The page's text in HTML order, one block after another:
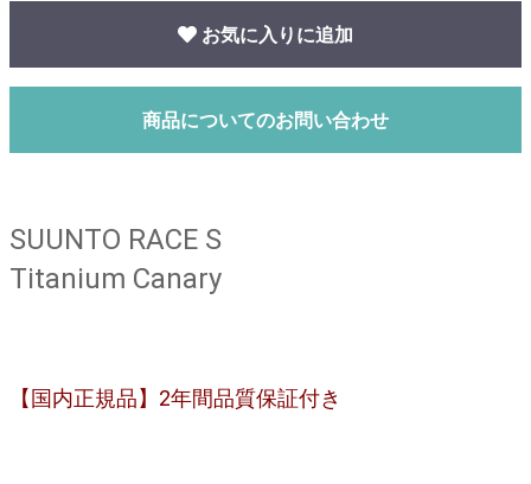
お気に入りに追加
商品についてのお問い合わせ
SUUNTO RACE S
Titanium Canary
【国内正規品】2年間品質保証付き